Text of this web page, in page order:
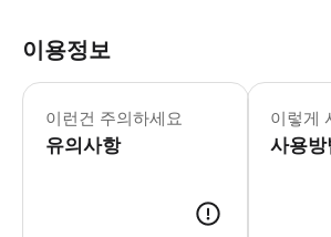
이용정보
이런건 주의하세요
유의사항
* 소요시간 :
이렇게
사용방